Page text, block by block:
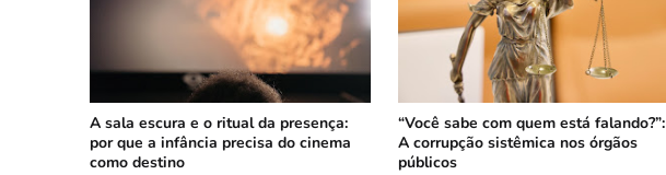
A sala escura e o ritual da presença:
por que a infância precisa do cinema
como destino
“Você sabe com quem está falando?”:
A corrupção sistêmica nos órgãos
públicos